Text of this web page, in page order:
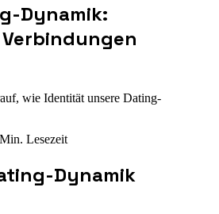
Dynamik:
wie Identität unsere Dating-
Min. Lesezeit
Dynamik